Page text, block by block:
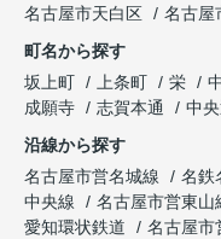
名古屋市天白区
名古屋
町名から探す
坂上町
上条町 栄
成願寺
志賀本通
中
沿線から探す
名古屋市営名城線
名鉄
中央線
名古屋市営東山
愛知環状鉄道
名古屋市